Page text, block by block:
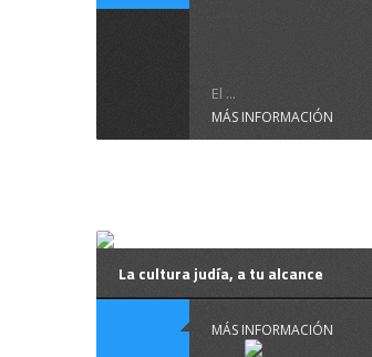
El ...
MÁS INFORMACIÓN
La cultura judía, a tu alcance
MÁS INFORMACIÓN